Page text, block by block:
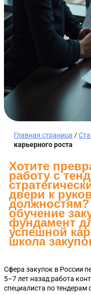
Главная страница /
карьерного роста
Хотите
работу с
двери к
должностям?
обучение
фундамент
успешной
школа
Сфера закупок в России
5–7 лет назад работа
специалиста по тендерам